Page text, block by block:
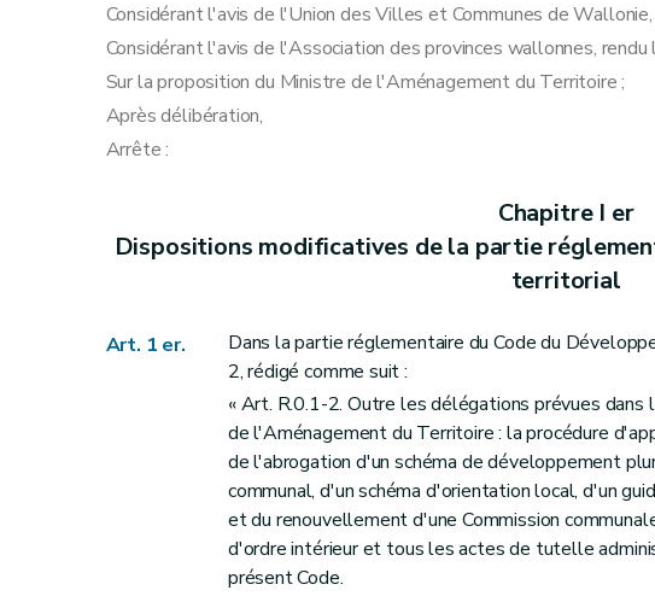
Considérant l'avis de l'Union des Villes et Communes de
Considérant l'avis de l'Association des provinces wallonnes,
Sur la proposition du Ministre de l'Aménagement du Territoire ;
Après délibération,
Arrête :
Chapitre I er
Dispositions modificatives de la partie
territorial
Art. 1 er.
Dans la partie réglementaire du Code du
2, rédigé comme suit :
« Art. R.0.1-2. Outre les délégations prévues
de l'Aménagement du Territoire : la procédure
de l'abrogation d'un schéma de développement
communal, d'un schéma d'orientation local, d'un
et du renouvellement d'une Commission
d'ordre intérieur et tous les actes de tutelle
présent Code.